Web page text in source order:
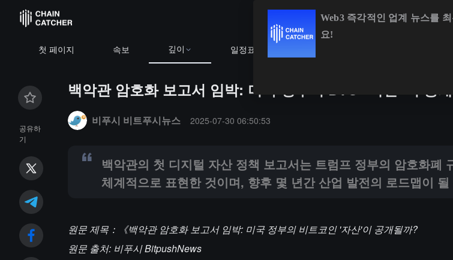
첫 페이지 속보 깊이 일정표
$64,964.88
공유하
기
백악관 암호화 보고서 임박: 미국 정부의 BTC “자산”이 공
백악관의 첫 디지털 자산 정책 보고서는 트럼프 정부의 암호화폐 규제 입장을 처음으로 체
비푸시 비트푸시뉴스 2025-07-30 06:50:53
백악관의 첫 디지털 자산 정책 보고서는 트럼프 정부의 암호화폐
체계적으로 표현한 것이며, 향후 몇 년간 산업 발전의 로드맵이
원문 제목：《백악관 암호화 보고서 임박: 미국 정부의 비트코인 '자산'이 공개될까?
원문 출처: 비푸시 BitpushNews
Web3 즉각적인 업계 뉴스를
요!